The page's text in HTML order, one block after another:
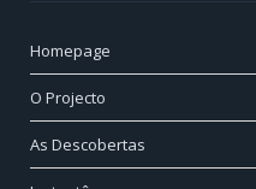
Homepage
O Projecto
As Descobertas